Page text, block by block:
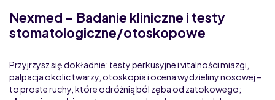
Nexmed – Badanie kliniczne i testy
stomatologiczne/otoskopowe
Przyjrzysz się dokładnie: testy perkusyjne i vitalności miazgi,
palpacja okolic twarzy, otoskopia i ocena wydzieliny nosowej –
to proste ruchy, które odróżnią ból zęba od zatokowego;